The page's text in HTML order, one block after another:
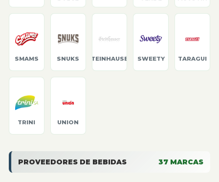
SMAMS SNUKS STEINHAUSER SWEETY TARAGUI
TRINI UNION
PROVEEDORES DE BEBIDAS 37 MARCAS